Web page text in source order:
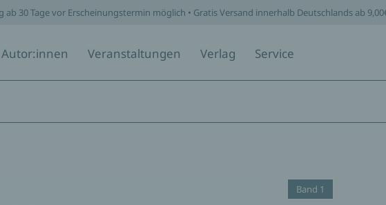
30 Tage vor Erscheinungstermin möglich • Gratis Versand innerhalb Deutschlands ab
Autor:innen Veranstaltungen Verlag Service
Band 1